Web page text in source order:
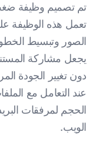
الصور وتبسيط
يجعل مشاركة
دون تغيير الجودة
عند التعامل مع
الحجم لمرفقات
الويب.